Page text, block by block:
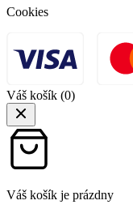
Cookies
Váš košík (0)
Váš košík je prázdny